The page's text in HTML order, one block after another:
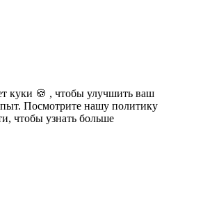
куки 🍪 , чтобы улучшить ваш
Посмотрите нашу политику
чтобы узнать больше